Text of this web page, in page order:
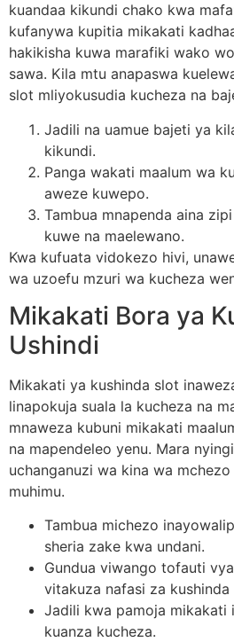
kuandaa kikundi chako kwa
kufanywa kupitia mikakati
hakikisha kuwa marafiki wako
sawa. Kila mtu anapaswa
slot mliyokusudia kucheza na
Jadili na uamue bajeti ya
kikundi.
Panga wakati maalum wa
aweze kuwepo.
Tambua mnapenda aina
kuwe na maelewano.
Kwa kufuata vidokezo hivi,
wa uzoefu mzuri wa kucheza
Mikakati Bora ya
Ushindi
Mikakati ya kushinda slot
linapokuja suala la kucheza na
mnaweza kubuni mikakati
na mapendeleo yenu. Mara
uchanganuzi wa kina wa
muhimu.
Tambua michezo
sheria zake kwa undani.
Gundua viwango tofauti
vitakuza nafasi za kushinda
Jadili kwa pamoja mikakati
kuanza kucheza.